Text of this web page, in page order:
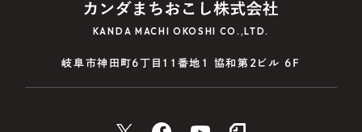
KANDA MACHI OKOSHI CO.,LTD.
岐阜市神田町6丁目11番地1 協和第2ビル 6F